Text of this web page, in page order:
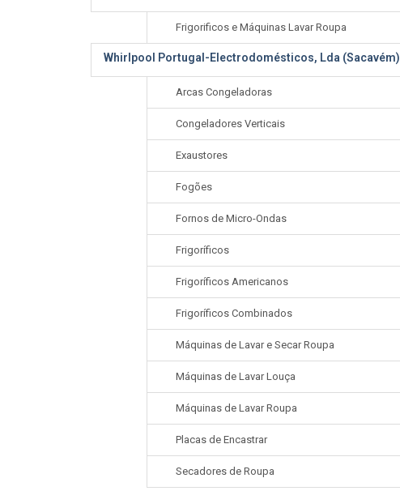
Frigorificos e Máquinas Lavar Roupa
Whirlpool Portugal-Electrodomésticos, Lda (Sacavém)
Arcas Congeladoras
Congeladores Verticais
Exaustores
Fogões
Fornos de Micro-Ondas
Frigoríficos
Frigoríficos Americanos
Frigoríficos Combinados
Máquinas de Lavar e Secar Roupa
Máquinas de Lavar Louça
Máquinas de Lavar Roupa
Placas de Encastrar
Secadores de Roupa